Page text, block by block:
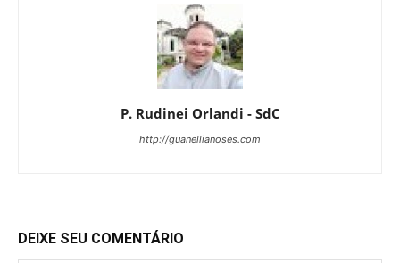
P. Rudinei Orlandi - SdC
http://guanellianoses.com
DEIXE SEU COMENTÁRIO